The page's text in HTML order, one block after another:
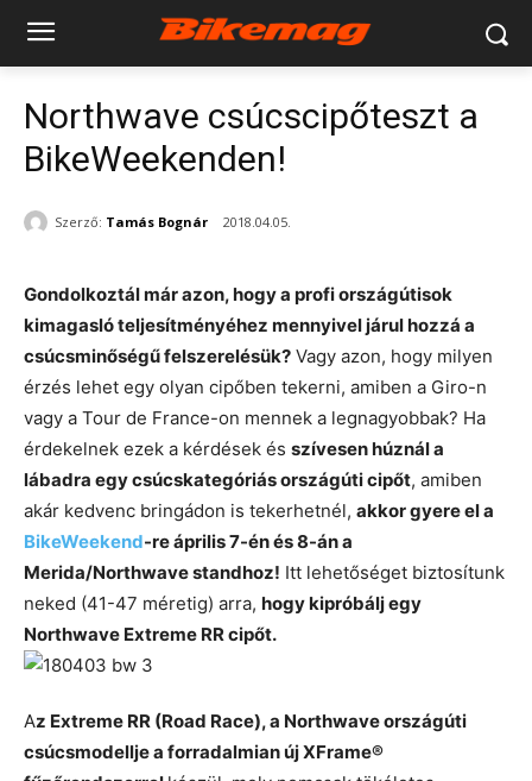
Northwave csúcscipőteszt a
BikeWeekenden!
Szerző: Tamás Bognár 2018.04.05.
Gondolkoztál már azon, hogy a profi országútisok
kimagasló teljesítményéhez mennyivel járul hozzá a
csúcsminőségű felszerelésük? Vagy azon, hogy milyen
érzés lehet egy olyan cipőben tekerni, amiben a Giro-n
vagy a Tour de France-on mennek a legnagyobbak? Ha
érdekelnek ezek a kérdések és szívesen húznál a
lábadra egy csúcskategóriás országúti cipőt, amiben
akár kedvenc bringádon is tekerhetnél, akkor gyere el a
BikeWeekend-re április 7-én és 8-án a
Merida/Northwave standhoz! Itt lehetőséget biztosítunk
neked (41-47 méretig) arra, hogy kipróbálj egy
Northwave Extreme RR cipőt.
Az Extreme RR (Road Race), a Northwave országúti
csúcsmodellje a forradalmian új XFrame®